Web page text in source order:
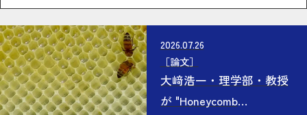
2026.07.26
［論文］
大﨑浩一・理学部・教授
が "Honeycomb